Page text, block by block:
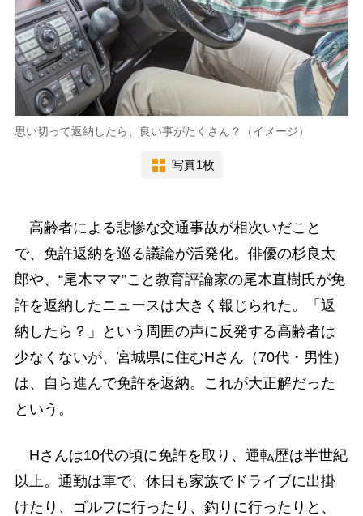
思い切って返納したら、良い事がたくさん？（イメージ）
写真1枚
高齢者による悲惨な交通事故が相次いだこと
で、免許返納を巡る議論が活発化。俳優の杉良太
郎や、“尾木ママ”こと教育評論家の尾木直樹氏が免
許を返納したニュースは大きく報じられた。「返
納したら？」という周囲の声に反発する高齢者は
少なくないが、宮城県に住むHさん（70代・男性）
は、自ら進んで免許を返納。これが大正解だった
という。
Hさんは10代の頃に免許を取り、運転歴は半世紀
以上。通勤は車で、休日も家族でドライブに出掛
けたり、ゴルフに行ったり、釣りに行ったりと、